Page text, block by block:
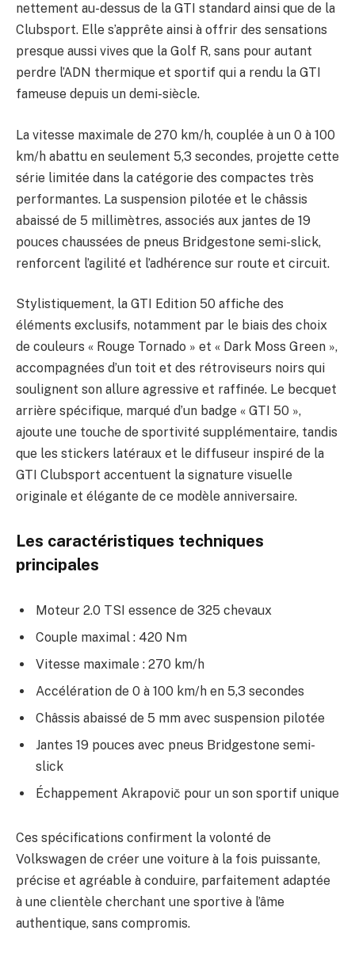
nettement au-dessus de la GTI standard ainsi que de la
Clubsport. Elle s’apprête ainsi à offrir des sensations
presque aussi vives que la Golf R, sans pour autant
perdre l’ADN thermique et sportif qui a rendu la GTI
fameuse depuis un demi-siècle.
La vitesse maximale de 270 km/h, couplée à un 0 à 100
km/h abattu en seulement 5,3 secondes, projette cette
série limitée dans la catégorie des compactes très
performantes. La suspension pilotée et le châssis
abaissé de 5 millimètres, associés aux jantes de 19
pouces chaussées de pneus Bridgestone semi-slick,
renforcent l’agilité et l’adhérence sur route et circuit.
Stylistiquement, la GTI Edition 50 affiche des
éléments exclusifs, notamment par le biais des choix
de couleurs « Rouge Tornado » et « Dark Moss Green »,
accompagnées d’un toit et des rétroviseurs noirs qui
soulignent son allure agressive et raffinée. Le becquet
arrière spécifique, marqué d’un badge « GTI 50 »,
ajoute une touche de sportivité supplémentaire, tandis
que les stickers latéraux et le diffuseur inspiré de la
GTI Clubsport accentuent la signature visuelle
originale et élégante de ce modèle anniversaire.
Les caractéristiques techniques
principales
Moteur 2.0 TSI essence de 325 chevaux
Couple maximal : 420 Nm
Vitesse maximale : 270 km/h
Accélération de 0 à 100 km/h en 5,3 secondes
Châssis abaissé de 5 mm avec suspension pilotée
Jantes 19 pouces avec pneus Bridgestone semi-
slick
Échappement Akrapovič pour un son sportif unique
Ces spécifications confirment la volonté de
Volkswagen de créer une voiture à la fois puissante,
précise et agréable à conduire, parfaitement adaptée
à une clientèle cherchant une sportive à l’âme
authentique, sans compromis.